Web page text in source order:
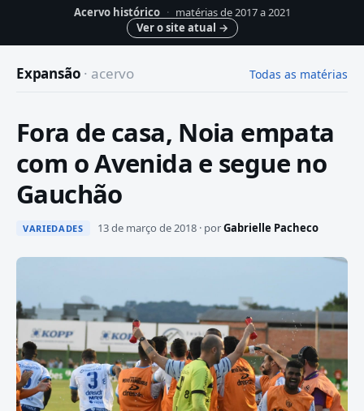
Acervo histórico · matérias de 2017 a 2021
Ver o site atual →
Expansão · acervo Todas as matérias
Fora de casa, Noia empata
com o Avenida e segue no
Gauchão
VARIEDADES 13 de março de 2018 · porGabrielle Pacheco